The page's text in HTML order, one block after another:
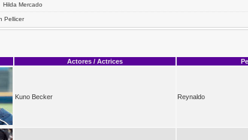
Hilda Mercado
Pellicer
Actores / Actrices
Kuno Becker Reynaldo